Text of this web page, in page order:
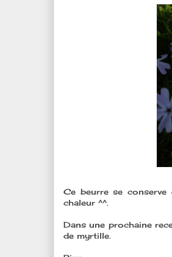
Ce beurre se
chaleur ^^.
Dans une prochaine
de myrtille.